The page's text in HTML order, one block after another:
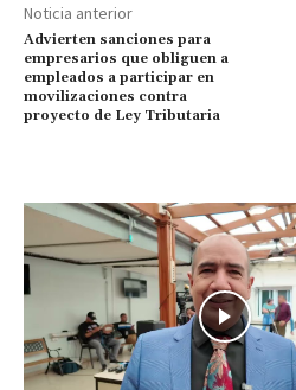
Noticia anterior
Advierten sanciones para
empresarios que obliguen a
empleados a participar en
movilizaciones contra
proyecto de Ley Tributaria